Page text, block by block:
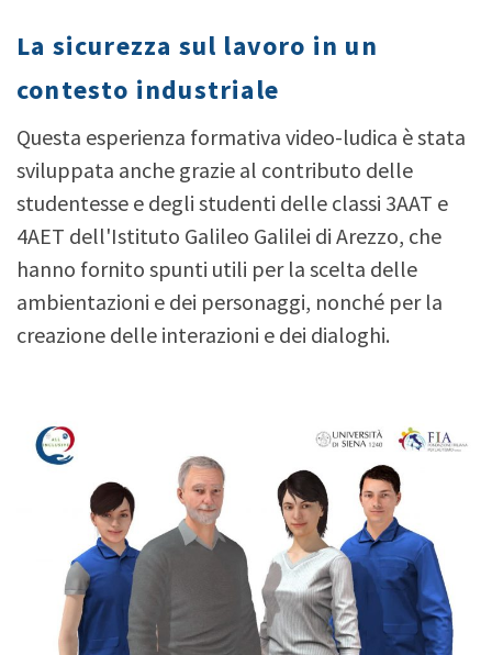
La sicurezza sul lavoro in un
contesto industriale
Questa esperienza formativa video-ludica è stata
sviluppata anche grazie al contributo delle
studentesse e degli studenti delle classi 3AAT e
4AET dell'Istituto Galileo Galilei di Arezzo, che
hanno fornito spunti utili per la scelta delle
ambientazioni e dei personaggi, nonché per la
creazione delle interazioni e dei dialoghi.